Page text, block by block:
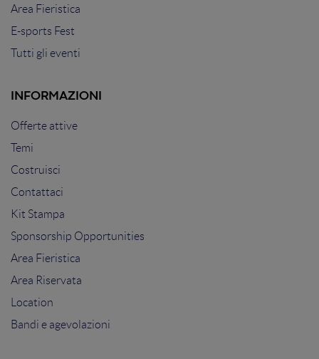
Area Fieristica
E-sports Fest
Tutti gli eventi
INFORMAZIONI
Offerte attive
Temi
Costruisci
Contattaci
Kit Stampa
Sponsorship Opportunities
Area Fieristica
Area Riservata
Location
Bandi e agevolazioni